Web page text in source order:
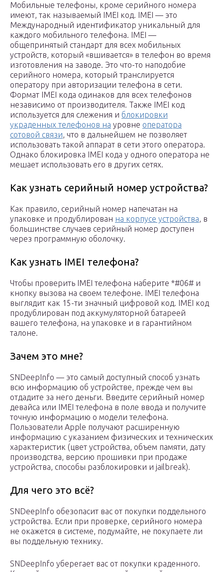
Мобильные телефоны, кроме серийного номера
имеют, так называемый IMEI код. IMEI — это
Международный идентификатор уникальный для
каждого мобильного телефона. IMEI —
общепринятый стандарт для всех мобильных
устройств, который «вшивается» в телефон во время
изготовления на заводе. Это что-то наподобие
серийного номера, который транслируется
оператору при авторизации телефона в сети.
Формат IMEI кода одинаков для всех телефонов
независимо от производителя. Также IMEI код
используется для слежения и блокировки
украденных телефонов на уровне оператора
сотовой связи, что в дальнейшем не позволяет
использовать такой аппарат в сети этого оператора.
Однако блокировка IMEI кода у одного оператора не
мешает использовать его в других сетях.
Как узнать серийный номер устройства?
Как правило, серийный номер напечатан на
упаковке и продублирован на корпусе устройства, в
большинстве случаев серийный номер доступен
через программную оболочку.
Как узнать IMEI телефона?
Чтобы проверить IMEI телефона наберите *#06# и
кнопку вызова на своем телефоне. IMEI телефона
выглядит как 15-ти значный цифровой код. IMEI код
продублирован под аккумуляторной батареей
вашего телефона, на упаковке и в гарантийном
талоне.
Зачем это мне?
SNDeepInfo — это самый доступный способ узнать
всю информацию об устройстве, прежде чем вы
отдадите за него деньги. Введите серийный номер
девайса или IMEI телефона в поле ввода и получите
точную информацию о модели телефона.
Пользователи Apple получают расширенную
информацию с указанием физических и технических
характеристик (цвет устройства, объем памяти, дату
производства, версию прошивки при продаже
устройства, способы разблокировки и jailbreak).
Для чего это всё?
SNDeepInfo обезопасит вас от покупки поддельного
устройства. Если при проверке, серийного номера
не окажется в системе, подумайте, не покупаете ли
вы поддельную технику.
SNDeepInfo уберегает вас от покупки краденного.